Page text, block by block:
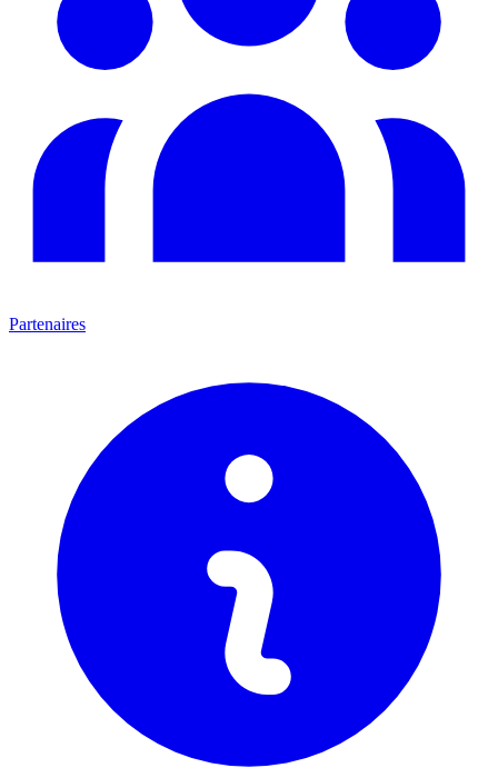
Partenaires